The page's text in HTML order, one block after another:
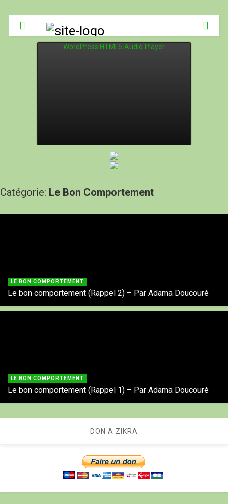
WordPress HTML5 Audio Player
Catégorie: Le Bon Comportement
LE BON COMPORTEMENT
Le bon comportement (Rappel 2) – Par Adama Doucouré
LE BON COMPORTEMENT
Le bon comportement (Rappel 1) – Par Adama Doucouré
DON A ZIKRA